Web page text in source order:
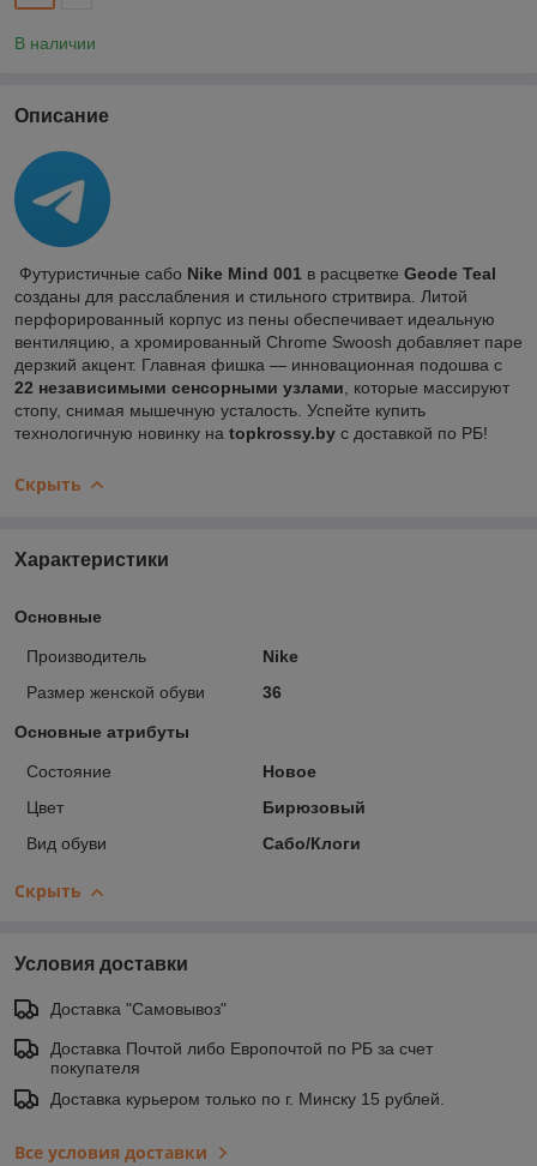
В наличии
Описание
Футуристичные сабо Nike Mind 001 в расцветке Geode Teal
созданы для расслабления и стильного стритвира. Литой
перфорированный корпус из пены обеспечивает идеальную
вентиляцию, а хромированный Chrome Swoosh добавляет паре
дерзкий акцент. Главная фишка — инновационная подошва с
22 независимыми сенсорными узлами , которые массируют
стопу, снимая мышечную усталость. Успейте купить
технологичную новинку на topkrossy.by с доставкой по РБ!
Скрыть
Характеристики
Основные
Производитель
Nike
Размер женской обуви
36
Основные атрибуты
Состояние
Новое
Цвет
Бирюзовый
Вид обуви
Сабо/Клоги
Скрыть
Условия доставки
Доставка "Самовывоз"
Доставка Почтой либо Европочтой по РБ за счет
покупателя
Доставка курьером только по г. Минску 15 рублей.
Все условия доставки